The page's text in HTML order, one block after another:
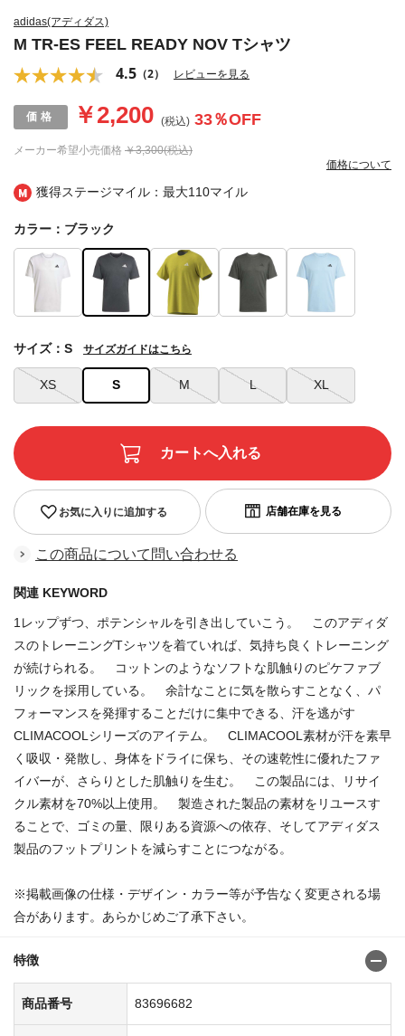
獲得ステージマイル：最大110マイル
adidas(アディダス)
M TR-ES FEEL READY NOV Tシャツ
4.5 （2） レビューを見る
メーカー希望小売価格 ￥3,300(税込)
￥2,200 (税込) 33％OFF
価格について
カラー：ブラック
XS S M L XL
サイズ：S サイズガイドはこちら
お気に入りに追加する
この商品について問い合わせる
関連 KEYWORD
1レップずつ、ポテンシャルを引き出していこう。 このアディダ
スのトレーニングTシャツを着ていれば、気持ち良くトレーニング
が続けられる。 コットンのようなソフトな肌触りのピケファブ
リックを採用している。 余計なことに気を散らすことなく、パ
フォーマンスを発揮することだけに集中できる、汗を逃がす
CLIMACOOLシリーズのアイテム。 CLIMACOOL素材が汗を素早
く吸収・発散し、身体をドライに保ち、その速乾性に優れたファ
イバーが、さらりとした肌触りを生む。 この製品には、リサイ
クル素材を70%以上使用。 製造された製品の素材をリユースす
ることで、ゴミの量、限りある資源への依存、そしてアディダス
製品のフットプリントを減らすことにつながる。
※掲載画像の仕様・デザイン・カラー等が予告なく変更される場
合があります。あらかじめご了承下さい。
特徴
商品番号 83696682